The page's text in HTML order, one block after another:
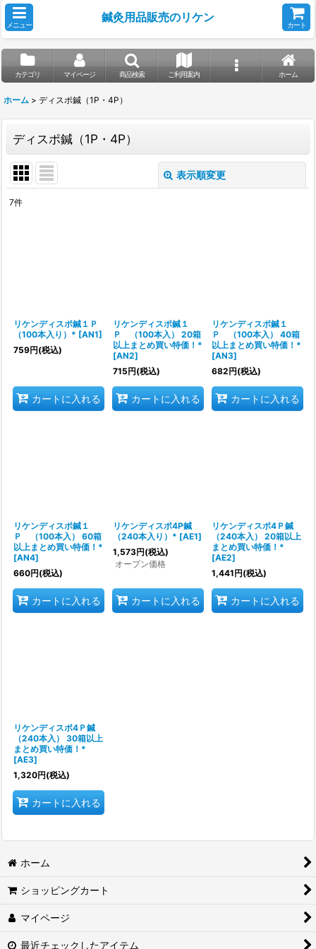
メニュー
鍼灸用品販売のリケン
カート
カテゴリ マイページ 商品検索 ご利用案内 ホーム
ホーム > ディスポ鍼（1P・4P）
ディスポ鍼（1P・4P）
表示順変更
絞り込む
7件
リケンディスポ鍼１Ｐ
（100本入り）* [AN1]
759円(税込)
カートに入れる
リケンディスポ鍼１
Ｐ （100本入） 20箱
以上まとめ買い特価！*
[AN2]
715円(税込)
カートに入れる
リケンディスポ鍼１
Ｐ （100本入） 40箱
以上まとめ買い特価！*
[AN3]
682円(税込)
カートに入れる
リケンディスポ鍼１
Ｐ （100本入） 60箱
以上まとめ買い特価！*
[AN4]
660円(税込)
カートに入れる
リケンディスポ4P鍼
（240本入り）* [AE1]
1,573円(税込)
オープン価格
カートに入れる
リケンディスポ4Ｐ鍼
（240本入） 20箱以上
まとめ買い特価！*
[AE2]
1,441円(税込)
カートに入れる
リケンディスポ4Ｐ鍼
（240本入） 30箱以上
まとめ買い特価！*
[AE3]
1,320円(税込)
カートに入れる
ホーム
ショッピングカート
マイページ
最近チェックしたアイテム